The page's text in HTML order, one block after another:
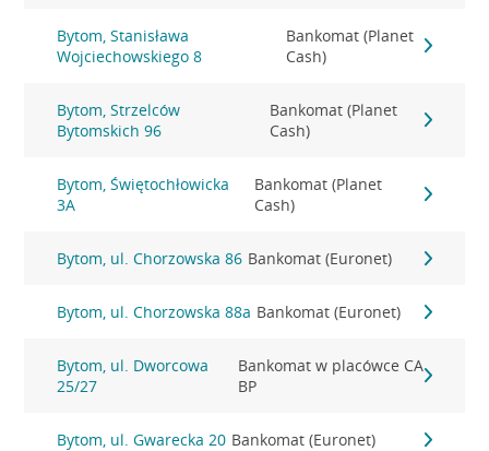
Bytom, Stanisława
Wojciechowskiego 8
Bankomat (Planet
Cash)
Bytom, Strzelców
Bytomskich 96
Bankomat (Planet
Cash)
Bytom, Świętochłowicka
3A
Bankomat (Planet
Cash)
Bytom, ul. Chorzowska 86 Bankomat (Euronet)
Bytom, ul. Chorzowska 88a Bankomat (Euronet)
Bytom, ul. Dworcowa
25/27
Bankomat w placówce CA
BP
Bytom, ul. Gwarecka 20 Bankomat (Euronet)